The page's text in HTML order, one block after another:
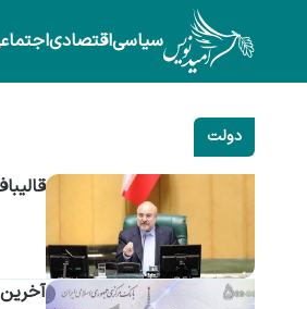
سیاسیاقتصادی
دولت
آخرین یارانه